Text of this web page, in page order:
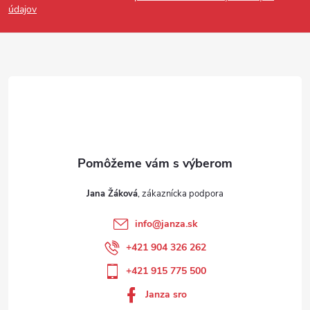
údajov
Jana Žáková
info@janza.sk
+421 904 326 262
+421 915 775 500
Janza sro